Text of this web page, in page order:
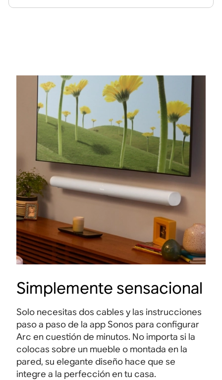
Simplemente sensacional
Solo necesitas dos cables y las instrucciones
paso a paso de la app Sonos para configurar
Arc en cuestión de minutos. No importa si la
colocas sobre un mueble o montada en la
pared, su elegante diseño hace que se
integre a la perfección en tu casa.